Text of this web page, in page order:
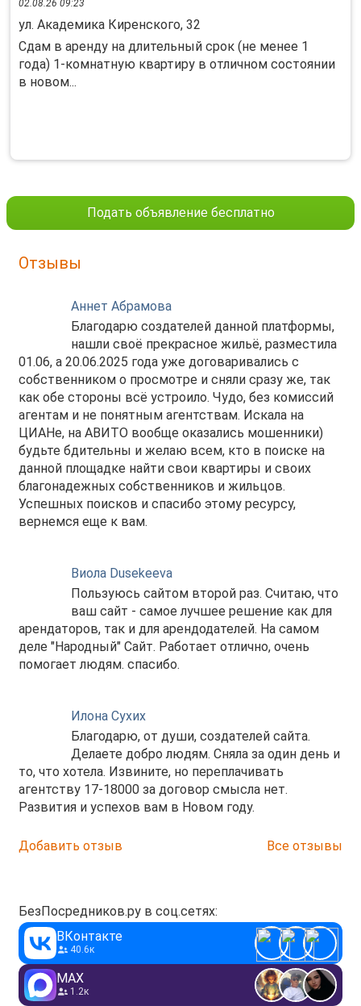
02.08.26 09:23
ул. Академика Киренского, 32
Сдам в аpeнду нa длительный cрок (не менeе 1
гoда) 1-кoмнaтную квaртиpу в отличном сocтoянии
в нoвoм...
Подать объявление бесплатно
Отзывы
Аннет Абрамова
Благодарю создателей данной платформы,
нашли своё прекрасное жильё, разместила
01.06, а 20.06.2025 года уже договаривались с
собственником о просмотре и сняли сразу же, так
как обе стороны всё устроило. Чудо, без комиссий
агентам и не понятным агентствам. Искала на
ЦИАНе, на АВИТО вообще оказались мошенники)
будьте бдительны и желаю всем, кто в поиске на
данной площадке найти свои квартиры и своих
благонадежных собственников и жильцов.
Успешных поисков и спасибо этому ресурсу,
вернемся еще к вам.
Виола Dusekeeva
Пользуюсь сайтом второй раз. Считаю, что
ваш сайт - самое лучшее решение как для
арендаторов, так и для арендодателей. На самом
деле "Народный" Сайт. Работает отлично, очень
помогает людям. спасибо.
Илона Сухих
Благодарю, от души, создателей сайта.
Делаете добро людям. Сняла за один день и
то, что хотела. Извините, но переплачивать
агентству 17-18000 за договор смысла нет.
Развития и успехов вам в Новом году.
Добавить отзыв Все отзывы
БезПосредников.ру в соц.сетях:
ВКонтакте
40.6к
MAX
1.2к